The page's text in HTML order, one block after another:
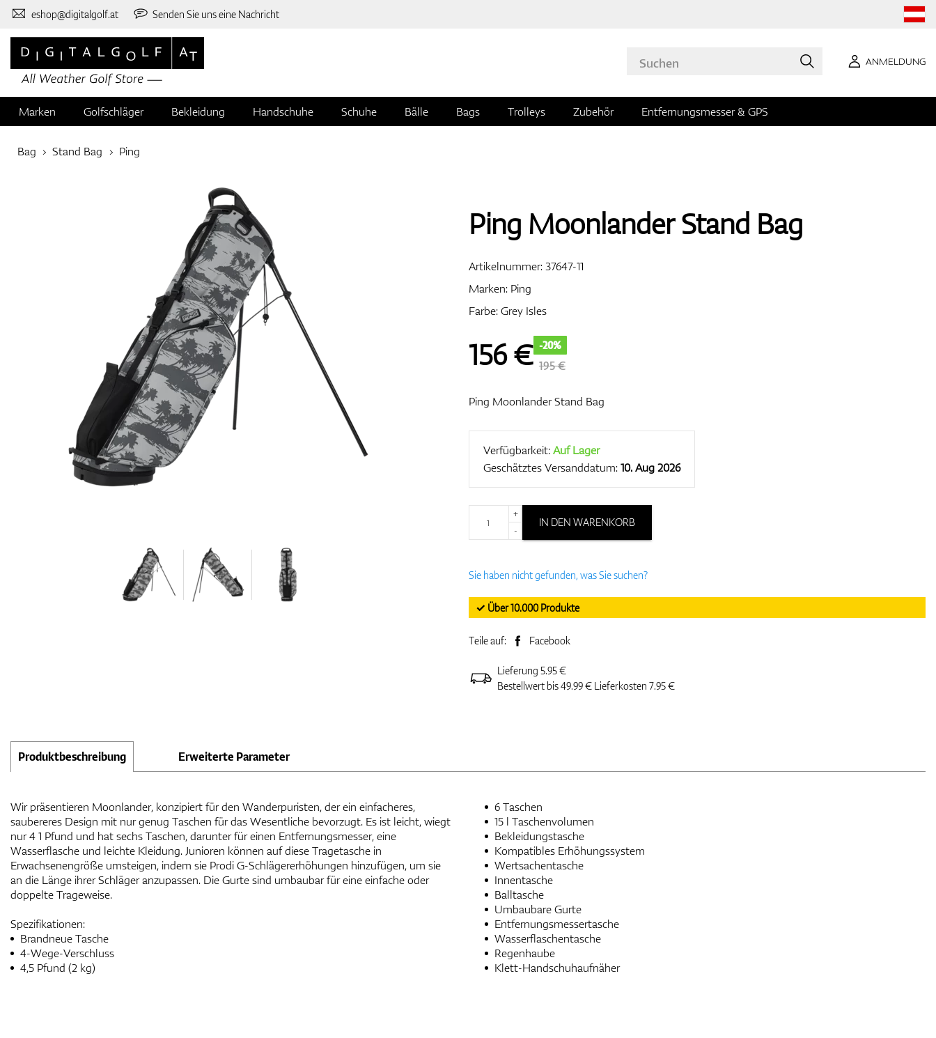
eshop@digitalgolf.at Senden Sie uns eine Nachricht
ANMELDUNG
Marken Golfschläger Bekleidung Handschuhe Schuhe Bälle Bags Trolleys Zubehör Entfernungsmesser & GPS
Bag Stand Bag Ping
Ping Moonlander Stand Bag
Artikelnummer:37647-11
Marken: Ping
Farbe: Grey Isles
156€ -20%
195 €
Ping Moonlander Stand Bag
Verfügbarkeit:Auf Lager
Geschätztes Versanddatum:10. Aug 2026
+
-
IN DEN WARENKORB
Sie haben nicht gefunden, was Sie suchen?
✓ Über 10.000 Produkte
Teile auf: Facebook
Lieferung 5.95 €
Bestellwert bis 49.99 € Lieferkosten 7.95 €
Produktbeschreibung Erweiterte Parameter
Wir präsentieren Moonlander, konzipiert für den Wanderpuristen, der ein einfacheres,
saubereres Design mit nur genug Taschen für das Wesentliche bevorzugt. Es ist leicht, wiegt
nur 4 1 Pfund und hat sechs Taschen, darunter für einen Entfernungsmesser, eine
Wasserflasche und leichte Kleidung. Junioren können auf diese Tragetasche in
Erwachsenengröße umsteigen, indem sie Prodi G-Schlägererhöhungen hinzufügen, um sie
an die Länge ihrer Schläger anzupassen. Die Gurte sind umbaubar für eine einfache oder
doppelte Trageweise.
Spezifikationen:
Brandneue Tasche
4-Wege-Verschluss
4,5 Pfund (2 kg)
6 Taschen
15 l Taschenvolumen
Bekleidungstasche
Kompatibles Erhöhungssystem
Wertsachentasche
Innentasche
Balltasche
Umbaubare Gurte
Entfernungsmessertasche
Wasserflaschentasche
Regenhaube
Klett-Handschuhaufnäher